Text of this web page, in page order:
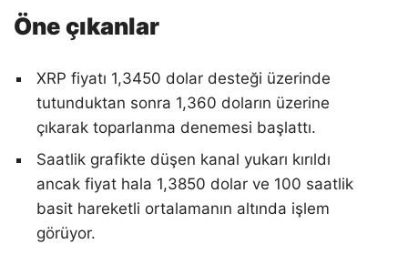
Öne çıkanlar
XRP fiyatı 1,3450 dolar desteği üzerinde
tutunduktan sonra 1,360 doların üzerine
çıkarak toparlanma denemesi başlattı.
Saatlik grafikte düşen kanal yukarı kırıldı
ancak fiyat hala 1,3850 dolar ve 100 saatlik
basit hareketli ortalamanın altında işlem
görüyor.